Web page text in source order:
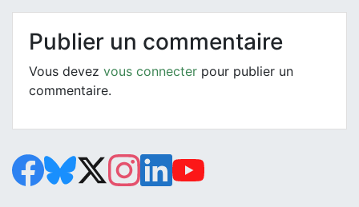
Publier un commentaire
Vous devez vous connecter pour publier un
commentaire.